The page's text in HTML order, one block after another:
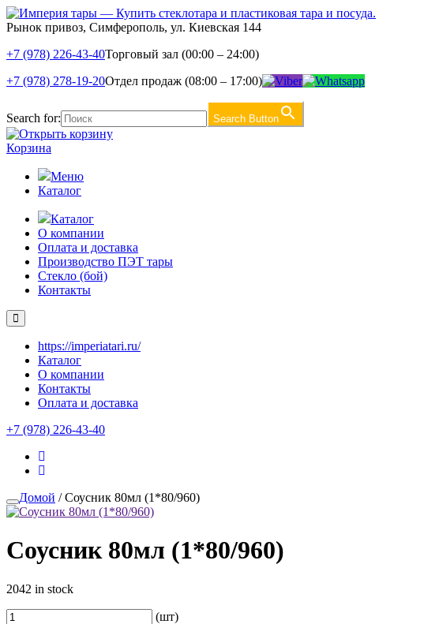
Рынок привоз, Симферополь, ул. Киевская 144
+7 (978) 226-43-40Торговый зал (00:00 – 24:00)
+7 (978) 278-19-20Отдел продаж (08:00 – 17:00)
Search for: Search Button
Корзина
Меню
Каталог
Каталог
О компании
Оплата и доставка
Производство ПЭТ тары
Стекло (бой)
Контакты
https://imperiatari.ru/
Каталог
О компании
Контакты
Оплата и доставка
+7 (978) 226-43-40
Домой / Соусник 80мл (1*80/960)
Соусник 80мл (1*80/960)
2042 in stock
(шт)